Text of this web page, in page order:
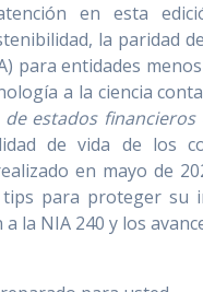
en esta
la paridad
para entidades
a la ciencia
estados
de vida de los
en mayo de
para proteger su
la NIA 240 y los